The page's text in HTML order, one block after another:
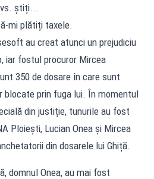
știți...
mi plătiți taxele.
au creat atunci un prejudiciu
iar fostul procuror Mircea
350 de dosare în care sunt
blocate prin fuga lui. În momentul
din justiție, tunurile au fost
Ploiești, Lucian Onea și Mircea
din dosarele lui Ghiță.
domnul Onea, au mai fost